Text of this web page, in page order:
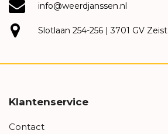
info@weerdjanssen.nl
Slotlaan 254-256 | 3701 GV Zeist
Klantenservice
Contact